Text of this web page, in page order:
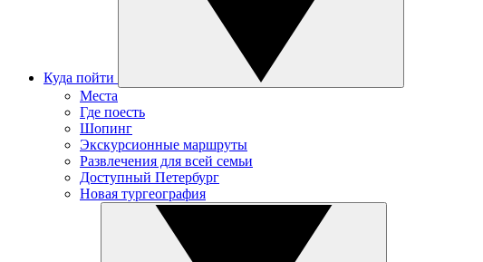
Куда пойти
Места
Где поесть
Шопинг
Экскурсионные маршруты
Развлечения для всей семьи
Доступный Петербург
Новая тургеография